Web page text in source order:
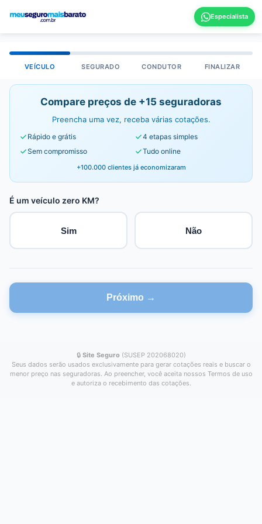
VEÍCULO SEGURADO CONDUTOR FINALIZAR
Compare preços de +15 seguradoras
Preencha uma vez, receba várias cotações.
Rápido e grátis
4 etapas simples
Sem compromisso
Tudo online
+100.000 clientes já economizaram
É um veículo zero KM?
Sim Não
Próximo →
🔒 Site Seguro (SUSEP 202068020)
Seus dados serão usados exclusivamente para gerar cotações reais e buscar o
menor preço nas seguradoras. Ao preencher, você aceita nossos Termos de uso
e autoriza o recebimento das cotações.